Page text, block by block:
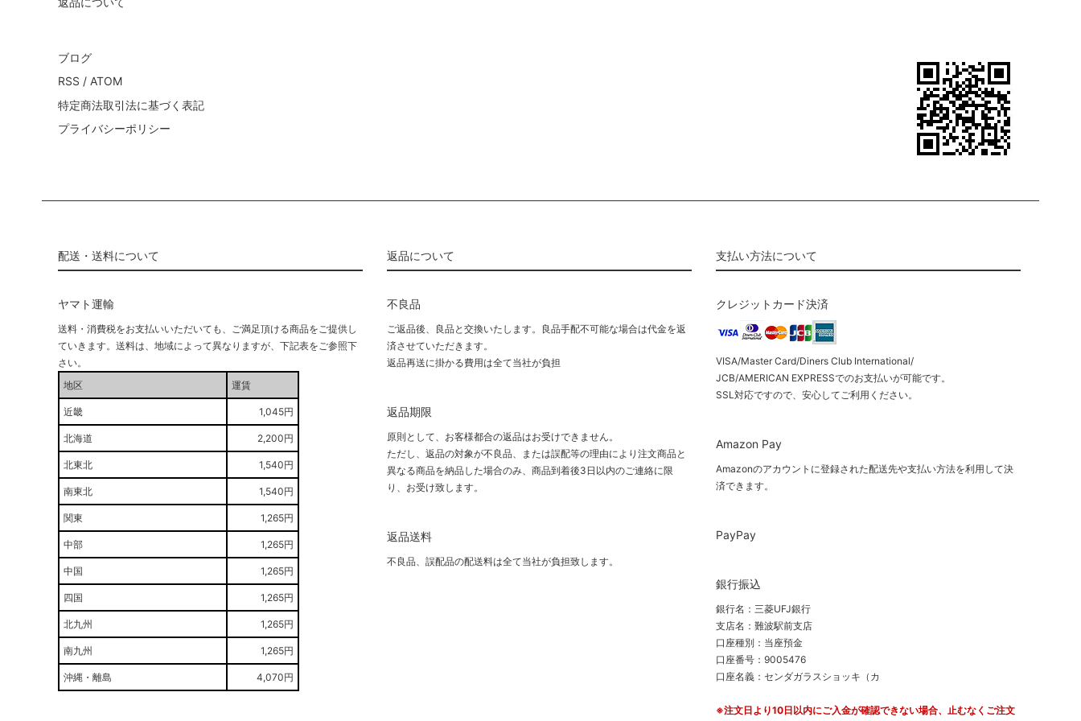
ブログ
RSS / ATOM
特定商法取引法に基づく表記
プライバシーポリシー
配送・送料について
ヤマト運輸
送料・消費税をお支払いいただいても、ご満足頂ける商品をご提供し
ていきます。送料は、地域によって異なりますが、下記表をご参照下
さい。
地区
運賃
近畿 1,045円
北海道 2,200円
北東北 1,540円
南東北 1,540円
関東 1,265円
中部 1,265円
中国 1,265円
四国 1,265円
北九州 1,265円
南九州 1,265円
沖縄・離島 4,070円
返品について
不良品
ご返品後、良品と交換いたします。良品手配不可能な場合は代金を返
済させていただきます。
返品再送に掛かる費用は全て当社が負担
返品期限
原則として、お客様都合の返品はお受けできません。
ただし、返品の対象が不良品、または誤配等の理由により注文商品と
異なる商品を納品した場合のみ、商品到着後3日以内のご連絡に限
り、お受け致します。
返品送料
不良品、誤配品の配送料は全て当社が負担致します。
支払い方法について
クレジットカード決済
VISA/Master Card/Diners Club International/
JCB/AMERICAN EXPRESSでのお支払いが可能です。
SSL対応ですので、安心してご利用ください。
Amazon Pay
Amazonのアカウントに登録された配送先や支払い方法を利用して決
済できます。
PayPay
銀行振込
銀行名：三菱UFJ銀行
支店名：難波駅前支店
口座種別：当座預金
口座番号：9005476
口座名義：センダガラスショッキ（カ
※注文日より10日以内にご入金が確認できない場合、止むなくご注文